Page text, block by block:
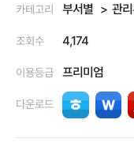
카테고리 부서별 관
조회수 4,174
이용등급 프리미엄
다운로드